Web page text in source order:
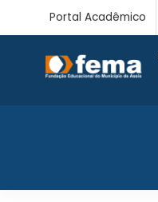
Portal Acadêmico